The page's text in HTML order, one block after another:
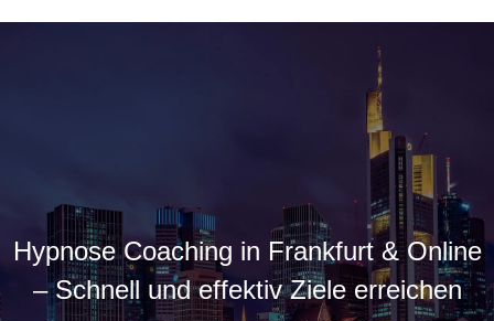
Hypnose Coaching in Frankfurt & Online
– Schnell und effektiv Ziele erreichen